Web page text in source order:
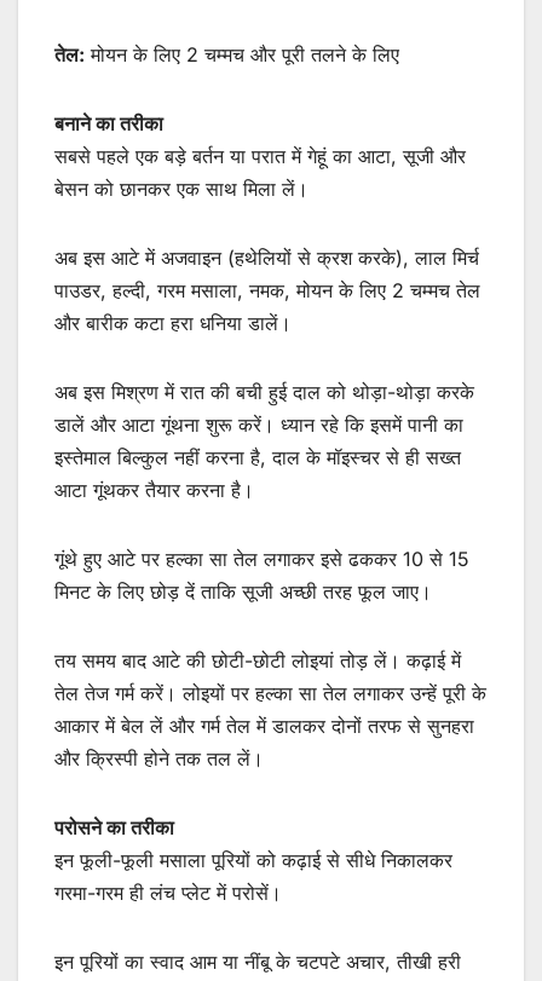
तेल: मोयन के लिए 2 चम्मच और पूरी तलने के लिए
बनाने का तरीका
सबसे पहले एक बड़े बर्तन या परात में गेहूं का आटा, सूजी और
बेसन को छानकर एक साथ मिला लें।
अब इस आटे में अजवाइन (हथेलियों से क्रश करके), लाल मिर्च
पाउडर, हल्दी, गरम मसाला, नमक, मोयन के लिए 2 चम्मच तेल
और बारीक कटा हरा धनिया डालें।
अब इस मिश्रण में रात की बची हुई दाल को थोड़ा-थोड़ा करके
डालें और आटा गूंथना शुरू करें। ध्यान रहे कि इसमें पानी का
इस्तेमाल बिल्कुल नहीं करना है, दाल के मॉइस्चर से ही सख्त
आटा गूंथकर तैयार करना है।
गूंथे हुए आटे पर हल्का सा तेल लगाकर इसे ढककर 10 से 15
मिनट के लिए छोड़ दें ताकि सूजी अच्छी तरह फूल जाए।
तय समय बाद आटे की छोटी-छोटी लोइयां तोड़ लें। कढ़ाई में
तेल तेज गर्म करें। लोइयों पर हल्का सा तेल लगाकर उन्हें पूरी के
आकार में बेल लें और गर्म तेल में डालकर दोनों तरफ से सुनहरा
और क्रिस्पी होने तक तल लें।
परोसने का तरीका
इन फूली-फूली मसाला पूरियों को कढ़ाई से सीधे निकालकर
गरमा-गरम ही लंच प्लेट में परोसें।
इन पूरियों का स्वाद आम या नींबू के चटपटे अचार, तीखी हरी